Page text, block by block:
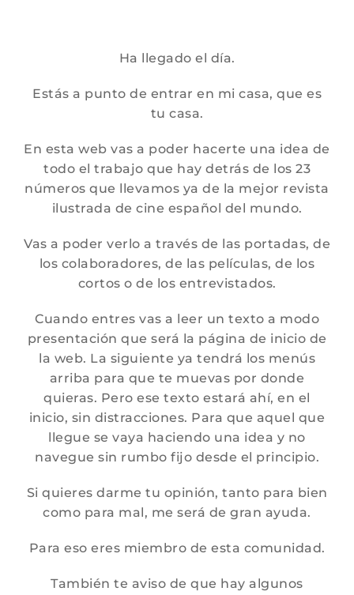
Ha llegado el día.
Estás a punto de entrar en mi casa, que es
tu casa.
En esta web vas a poder hacerte una idea de
todo el trabajo que hay detrás de los 23
números que llevamos ya de la mejor revista
ilustrada de cine español del mundo.
Vas a poder verlo a través de las portadas, de
los colaboradores, de las películas, de los
cortos o de los entrevistados.
Cuando entres vas a leer un texto a modo
presentación que será la página de inicio de
la web. La siguiente ya tendrá los menús
arriba para que te muevas por donde
quieras. Pero ese texto estará ahí, en el
inicio, sin distracciones. Para que aquel que
llegue se vaya haciendo una idea y no
navegue sin rumbo fijo desde el principio.
Si quieres darme tu opinión, tanto para bien
como para mal, me será de gran ayuda.
Para eso eres miembro de esta comunidad.
También te aviso de que hay algunos